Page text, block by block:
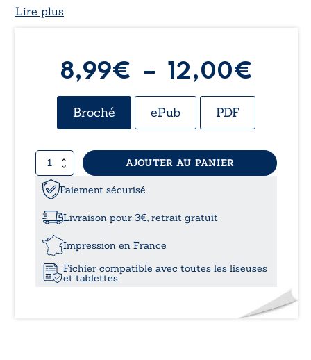
Catherine vous accompagne dans cette
existence authentique, rayonnante et pleine de sens.
Lire plus
8,99€ – 12,00€
de
Broché ePub PDF
quantité
de
Ose
vie
AJOUTER AU PANIER
Paiement sécurisé
Livraison pour 3€, retrait gratuit
Impression en France
Fichier compatible avec toutes les liseuses
et tablettes